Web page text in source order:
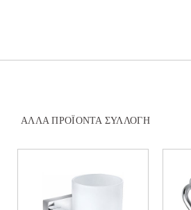
ΆΛΛΑ ΠΡΟΪΌΝΤΑ ΣΥΛΛΟΓΉ